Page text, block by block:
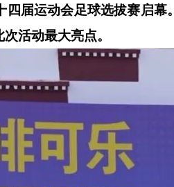
届运动会足球选拔赛启
活动最大亮点。